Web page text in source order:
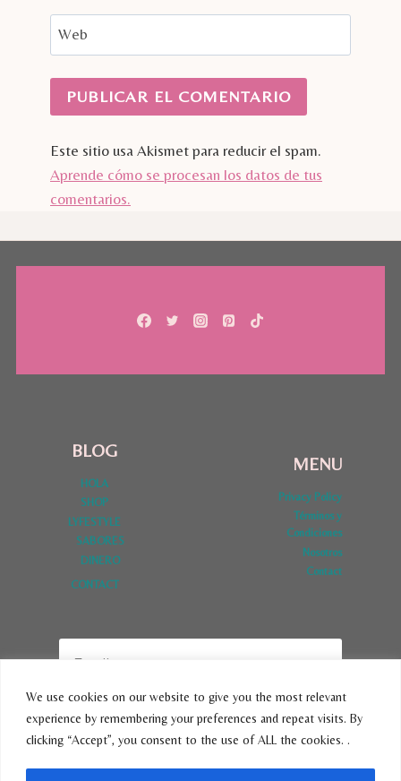
We use cookies on our website to give you the most relevant
experience by remembering your preferences and repeat visits. By
clicking “Accept”, you consent to the use of ALL the cookies. .
Web
Este sitio usa Akismet para reducir el spam.
Aprende cómo se procesan los datos de tus
comentarios.
BLOG
HOLA
SHOP
LYFESTYLE
SABORES
DINERO
CONTACT
MENU
Privacy Policy
Términos y
Condiciones
Nosotros
Contact
SUBSCRIBE